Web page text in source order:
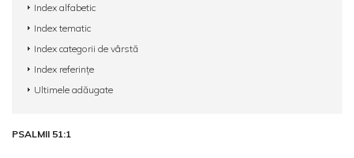
Index alfabetic
Index tematic
Index categorii de vârstă
Index referințe
Ultimele adăugate
PSALMII 51:1